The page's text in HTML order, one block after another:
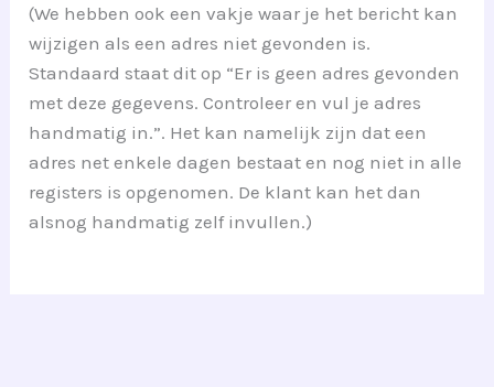
(We hebben ook een vakje waar je het bericht kan
wijzigen als een adres niet gevonden is.
Standaard staat dit op “Er is geen adres gevonden
met deze gegevens. Controleer en vul je adres
handmatig in.”. Het kan namelijk zijn dat een
adres net enkele dagen bestaat en nog niet in alle
registers is opgenomen. De klant kan het dan
alsnog handmatig zelf invullen.)